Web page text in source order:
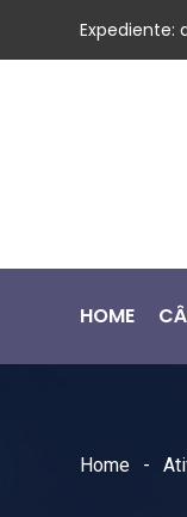
Expediente:
HOME
Home